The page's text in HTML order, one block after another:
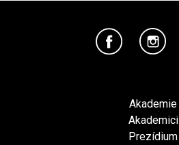
Akademie
Akademici
Prezídium